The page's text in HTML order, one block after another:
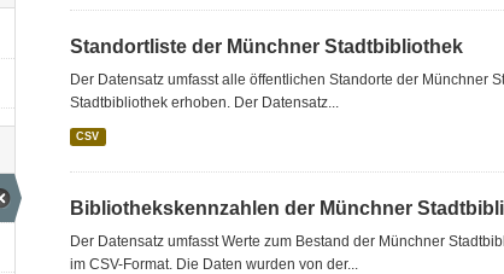
Standortliste der Münchner Stadtbibliothek
Der Datensatz umfasst alle öffentlichen Standorte der Münchner
Stadtbibliothek erhoben. Der Datensatz...
CSV
Bibliothekskennzahlen der Münchner
Der Datensatz umfasst Werte zum Bestand der Münchner
im CSV-Format. Die Daten wurden von der...